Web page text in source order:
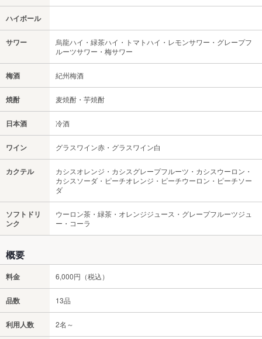
ハイボール
サワー
烏龍ハイ・緑茶ハイ・トマトハイ・レモンサワー・グレープフ
ルーツサワー・梅サワー
梅酒 紀州梅酒
焼酎 麦焼酎・芋焼酎
日本酒 冷酒
ワイン グラスワイン赤・グラスワイン白
カクテル
カシスオレンジ・カシスグレープフルーツ・カシスウーロン・
カシスソーダ・ピーチオレンジ・ピーチウーロン・ピーチソー
ダ
ソフトドリ
ンク
ウーロン茶・緑茶・オレンジジュース・グレープフルーツジュ
ー・コーラ
概要
料金 6,000円（税込）
品数 13品
利用人数 2名～